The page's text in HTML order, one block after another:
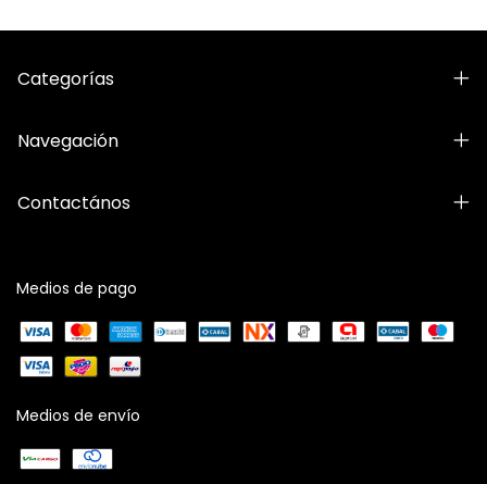
Categorías
Navegación
Contactános
Medios de pago
Medios de envío